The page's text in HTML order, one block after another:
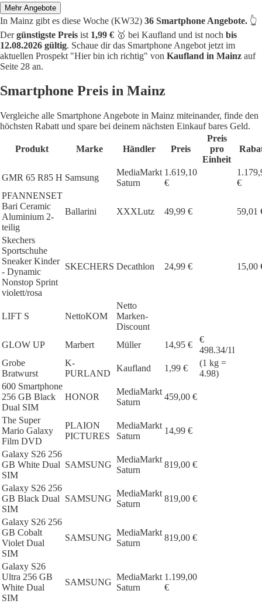
Mehr Angebote
In Mainz gibt es diese Woche (KW32) 36 Smartphone Angebote. 👆
Dergünstigste Preis ist 1,99 € 🥇 bei Kaufland und ist noch bis
12.08.2026 gültig. Schaue dir das Smartphone Angebot jetzt im
aktuellen Prospekt "Hier bin ich richtig" von Kaufland in Mainz auf
Seite 28 an.
Smartphone Preis in Mainz
Vergleiche alle Smartphone Angebote in Mainz miteinander, finde den
höchsten Rabatt und spare bei deinem nächsten Einkauf bares Geld.
Produkt Marke Händler Preis
Preis
pro
Einheit
GMR 65 R85 H Samsung
MediaMarkt
Saturn
1.619,10
€
€
PFANNENSET
Bari Ceramic
Aluminium 2-
teilig
Ballarini XXXLutz 49,99 € 59,01
Skechers
Sportschuhe
Sneaker Kinder
- Dynamic
Nonstop Sprint
violett/rosa
SKECHERS Decathlon 24,99 € 15,00
LIFT S NettoKOM
Netto
Marken-
Discount
GLOW UP
Marbert Müller 14,95 €
€
498.34/1l
Grobe
Bratwurst
K-
PURLAND
Kaufland 1,99 €
(1 kg =
4.98)
600 Smartphone
256 GB Black
Dual SIM
HONOR
MediaMarkt
Saturn
459,00 €
The Super
Mario Galaxy
Film DVD
PLAION
PICTURES
MediaMarkt
Saturn
14,99 €
Galaxy S26 256
GB White Dual
SIM
SAMSUNG
MediaMarkt
Saturn
819,00 €
Galaxy S26 256
GB Black Dual
SIM
SAMSUNG
MediaMarkt
Saturn
819,00 €
Galaxy S26 256
GB Cobalt
Violet Dual
SIM
SAMSUNG
MediaMarkt
Saturn
819,00 €
Galaxy S26
Ultra 256 GB
White Dual
SIM
SAMSUNG
MediaMarkt
Saturn
1.199,00
€